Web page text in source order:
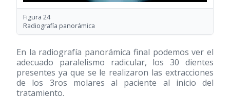
Figura 24
Radiografía panorámica
En la radiografía panorámica final podemos ver el
adecuado paralelismo radicular, los 30 dientes
presentes ya que se le realizaron las extracciones
de los 3ros molares al paciente al inicio del
tratamiento.